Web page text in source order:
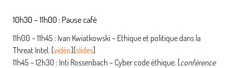
10h30 – 11h00 : Pause café
11h00 – 11h45 : Ivan Kwiatkowski – Ethique et politique dans la
Threat Intel. [vidéo][slides]
11h45 – 12h30 : Inti Rossenbach – Cyber code éthique. [conférence